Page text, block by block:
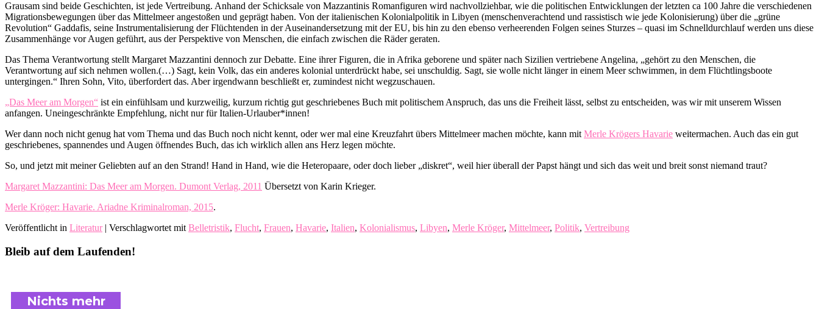
Grausam sind beide Geschichten, ist jede Vertreibung. Anhand der Schicksale von Mazzantinis Romanfiguren wird nachvollziehbar, wie die politischen Entwicklungen der letzten ca 100 Jahre die verschiedenen
Migrationsbewegungen über das Mittelmeer angestoßen und geprägt haben. Von der italienischen Kolonialpolitik in Libyen (menschenverachtend und rassistisch wie jede Kolonisierung) über die „grüne
Revolution“ Gaddafis, seine Instrumentalisierung der Flüchtenden in der Auseinandersetzung mit der EU, bis hin zu den ebenso verheerenden Folgen seines Sturzes – quasi im Schnelldurchlauf werden uns diese
Zusammenhänge vor Augen geführt, aus der Perspektive von Menschen, die einfach zwischen die Räder geraten.
Das Thema Verantwortung stellt Margaret Mazzantini dennoch zur Debatte. Eine ihrer Figuren, die in Afrika geborene und später nach Sizilien vertriebene Angelina, „gehört zu den Menschen, die
Verantwortung auf sich nehmen wollen.(…) Sagt, kein Volk, das ein anderes kolonial unterdrückt habe, sei unschuldig. Sagt, sie wolle nicht länger in einem Meer schwimmen, in dem Flüchtlingsboote
untergingen.“ Ihren Sohn, Vito, überfordert das. Aber irgendwann beschließt er, zumindest nicht wegzuschauen.
„Das Meer am Morgen“ ist ein einfühlsam und kurzweilig, kurzum richtig gut geschriebenes Buch mit politischem Anspruch, das uns die Freiheit lässt, selbst zu entscheiden, was wir mit unserem Wissen
anfangen. Uneingeschränkte Empfehlung, nicht nur für Italien-Urlauber*innen!
Wer dann noch nicht genug hat vom Thema und das Buch noch nicht kennt, oder wer mal eine Kreuzfahrt übers Mittelmeer machen möchte, kann mitMerle Krögers Havarie weitermachen. Auch das ein gut
geschriebenes, spannendes und Augen öffnendes Buch, das ich wirklich allen ans Herz legen möchte.
So, und jetzt mit meiner Geliebten auf an den Strand! Hand in Hand, wie die Heteropaare, oder doch lieber „diskret“, weil hier überall der Papst hängt und sich das weit und breit sonst niemand traut?
Margaret Mazzantini: Das Meer am Morgen. Dumont Verlag, 2011 Übersetzt von Karin Krieger.
Merle Kröger: Havarie. Ariadne Kriminalroman, 2015.
Veröffentlicht in Literatur| Verschlagwortet mitBelletristik, Flucht, Frauen, Havarie, Italien, Kolonialismus, Libyen, Merle Kröger, Mittelmeer, Politik, Vertreibung
Bleib auf dem Laufenden!
Nichts mehr